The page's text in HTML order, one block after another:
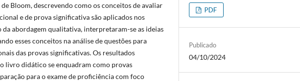
Bloom, descrevendo como os conceitos de avaliar
e de prova significativa são aplicados nos
da abordagem qualitativa, interpretaram-se as ideias
esses conceitos na análise de questões para
das provas significativas. Os resultados
livro didático se enquadram como provas
para o exame de proficiência com foco
PDF
Publicado
04/10/2024